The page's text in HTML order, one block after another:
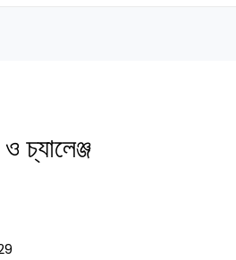
চ্যালেঞ্জ